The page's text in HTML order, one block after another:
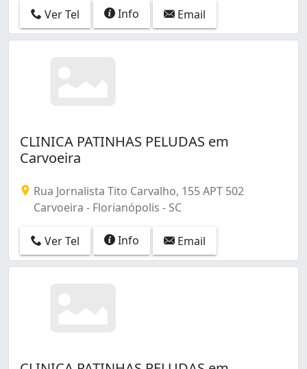
Ver Tel Info Email
CLINICA PATINHAS PELUDAS em
Carvoeira
Rua Jornalista Tito Carvalho, 155 APT 502
Carvoeira - Florianópolis - SC
Ver Tel Info Email